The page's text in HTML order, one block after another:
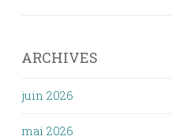
ARCHIVES
juin 2026
mai 2026